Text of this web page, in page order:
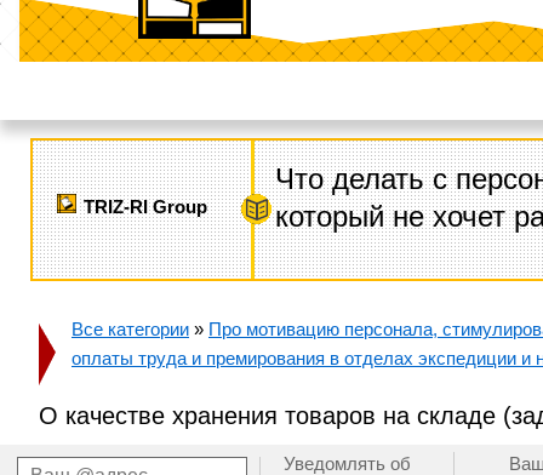
TRIZ-RI Group
Что делать с
который не хочет
Все категории » Про мотивацию персонала,
оплаты труда и премирования в отделах экспедиции и
О качестве хранения товаров на складе
Уведомлять об